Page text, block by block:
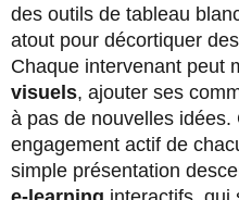
des outils de tableau
atout pour décortiquer
Chaque intervenant peut
visuels, ajouter ses
à pas de nouvelles idées.
engagement actif de
simple présentation